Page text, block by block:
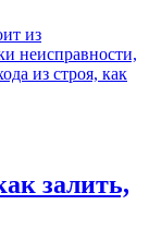
из
неисправности,
из строя, как
залить,